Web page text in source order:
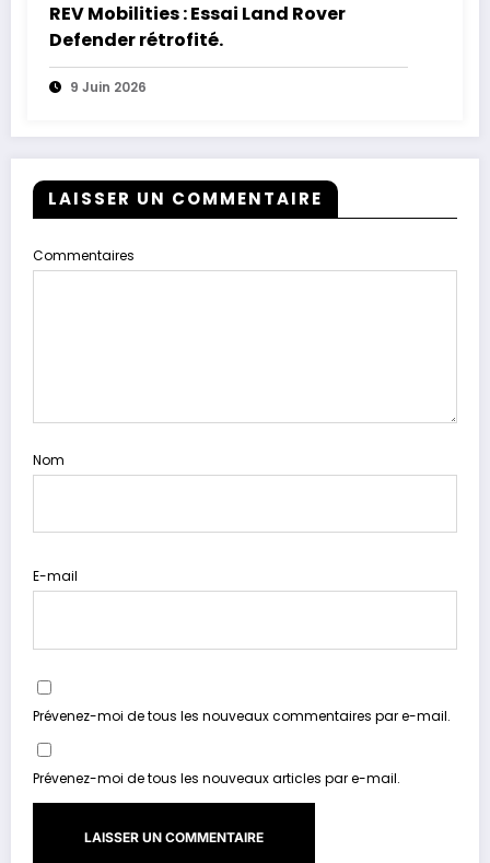
REV Mobilities : Essai Land Rover
Defender rétrofité.
9 Juin 2026
LAISSER UN COMMENTAIRE
Commentaires
Nom
E-mail
Prévenez-moi de tous les nouveaux commentaires par e-mail.
Prévenez-moi de tous les nouveaux articles par e-mail.